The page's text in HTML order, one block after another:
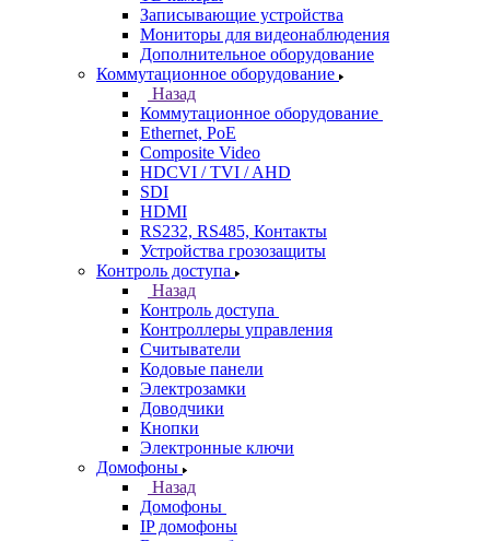
Записывающие устройства
Мониторы для видеонаблюдения
Дополнительное оборудование
Коммутационное оборудование
Назад
Коммутационное оборудование
Ethernet, PoE
Composite Video
HDCVI / TVI / AHD
SDI
HDMI
RS232, RS485, Контакты
Устройства грозозащиты
Контроль доступа
Назад
Контроль доступа
Контроллеры управления
Считыватели
Кодовые панели
Электрозамки
Доводчики
Кнопки
Электронные ключи
Домофоны
Назад
Домофоны
IP домофоны